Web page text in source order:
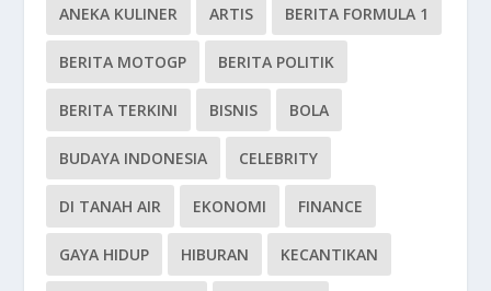
ANEKA KULINER ARTIS BERITA FORMULA 1
BERITA MOTOGP BERITA POLITIK
BERITA TERKINI BISNIS BOLA
BUDAYA INDONESIA CELEBRITY
DI TANAH AIR EKONOMI FINANCE
GAYA HIDUP HIBURAN KECANTIKAN